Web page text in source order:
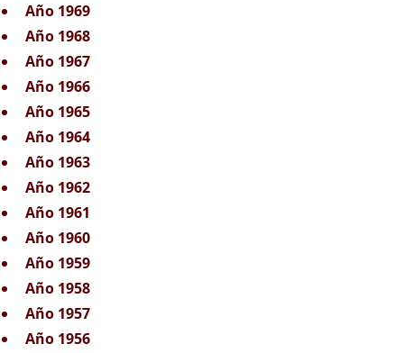
Año 1969
Año 1968
Año 1967
Año 1966
Año 1965
Año 1964
Año 1963
Año 1962
Año 1961
Año 1960
Año 1959
Año 1958
Año 1957
Año 1956